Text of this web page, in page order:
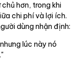
hơn, trong khi
chi phí và lợi ích.
dùng nhận định:
lúc này nó